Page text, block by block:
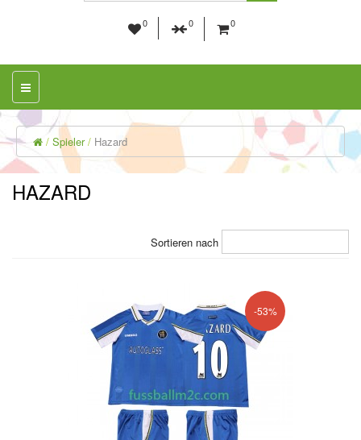
0 0 0
Spieler Hazard
HAZARD
Sortieren nach
-53%